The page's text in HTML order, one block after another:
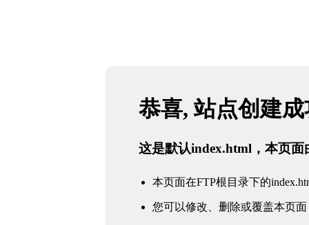
恭喜, 站点创建
这是默认index.html，本页面
本页面在FTP根目录下的
您可以修改、删除或覆盖本页面